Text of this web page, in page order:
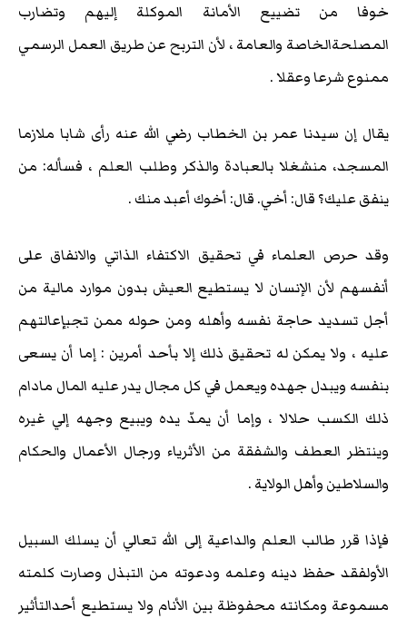
خوفا من تضييع الأمانة الموكلة إليهم وتضارب
المصلحةالخاصة والعامة ، لأن التربح عن طريق العمل الرسمي
ممنوع شرعا وعقلا .
يقال إن سيدنا عمر بن الخطاب رضي الله عنه رأى شابا ملازما
المسجد، منشغلا بالعبادة والذكر وطلب العلم ، فسأله: من
ينفق عليك؟ قال: أخي. قال: أخوك أعبد منك .
وقد حرص العلماء في تحقيق الاكتفاء الذاتي والانفاق على
أنفسهم لأن الإنسان لا يستطيع العيش بدون موارد مالية من
أجل تسديد حاجة نفسه وأهله ومن حوله ممن تجبإعالتهم
عليه ، ولا يمكن له تحقيق ذلك إلا بأحد أمرين : إما أن يسعى
بنفسه ويبدل جهده ويعمل في كل مجال يدر عليه المال مادام
ذلك الكسب حلالا ، وإما أن يمدّ يده ويبيع وجهه إلي غيره
وينتظر العطف والشفقة من الأثرياء ورجال الأعمال والحكام
والسلاطين وأهل الولاية .
فإذا قرر طالب العلم والداعية إلى الله تعالي أن يسلك السبيل
الأولفقد حفظ دينه وعلمه ودعوته من التبذل وصارت كلمته
مسموعة ومكانته محفوظة بين الأنام ولا يستطيع أحدالتأثير